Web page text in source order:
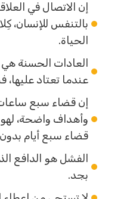
إن الاتصال في
بالتنفس للإنسان،
الحياة.
العادات الحسنة
عندما تعتاد
إن قضاء سبع
وأهداف واضحة،
قضاء سبع أيام
الفشل هو الدافع
بجد.